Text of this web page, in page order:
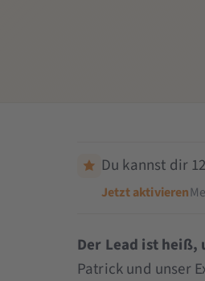
Du kannst dir
Jetzt aktivieren
Der Lead ist heiß,
Patrick und unser